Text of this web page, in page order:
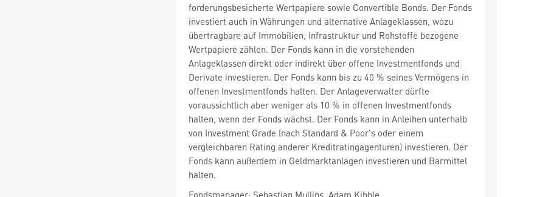
forderungsbesicherte Wertpapiere sowie Convertible Bonds. Der Fonds
investiert auch in Währungen und alternative Anlageklassen, wozu
übertragbare auf Immobilien, Infrastruktur und Rohstoffe bezogene
Wertpapiere zählen. Der Fonds kann in die vorstehenden
Anlageklassen direkt oder indirekt über offene Investmentfonds und
Derivate investieren. Der Fonds kann bis zu 40 % seines Vermögens in
offenen Investmentfonds halten. Der Anlageverwalter dürfte
voraussichtlich aber weniger als 10 % in offenen Investmentfonds
halten, wenn der Fonds wächst. Der Fonds kann in Anleihen unterhalb
von Investment Grade (nach Standard & Poor's oder einem
vergleichbaren Rating anderer Kreditratingagenturen) investieren. Der
Fonds kann außerdem in Geldmarktanlagen investieren und Barmittel
halten.
Fondsmanager: Sebastian Mullins, Adam Kibble